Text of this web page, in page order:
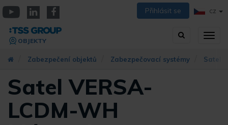
Přejít
k
hlavnímu
obsahu
Přihlásit se CZ
Vyhledávání
OBJEKTY
Zabezpečení objektů Zabezpečovací systémy Satel
Satel VERSA-
LCDM-WH